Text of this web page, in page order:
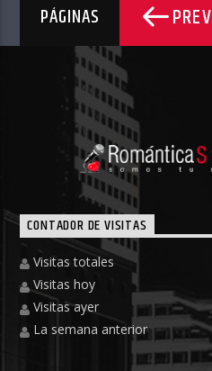
PÁGINAS PREV
CONTADOR DE VISITAS
Visitas totales
Visitas hoy
Visitas ayer
La semana anterior